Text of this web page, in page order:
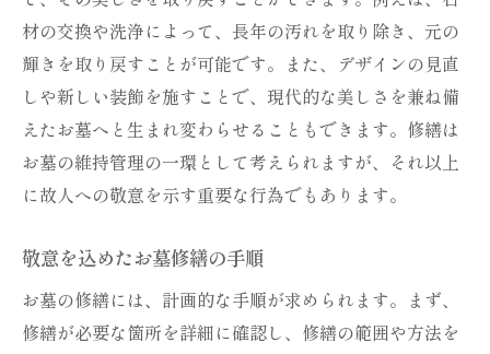
材の交換や洗浄によって、長年の汚れを取り除き、元の
輝きを取り戻すことが可能です。また、デザインの見直
しや新しい装飾を施すことで、現代的な美しさを兼ね備
えたお墓へと生まれ変わらせることもできます。修繕は
お墓の維持管理の一環として考えられますが、それ以上
に故人への敬意を示す重要な行為でもあります。
敬意を込めたお墓修繕の手順
お墓の修繕には、計画的な手順が求められます。まず、
修繕が必要な箇所を詳細に確認し、修繕の範囲や方法を